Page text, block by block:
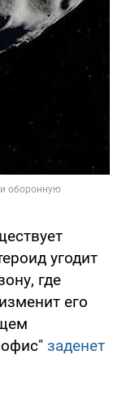
угодит
где
его
заденет